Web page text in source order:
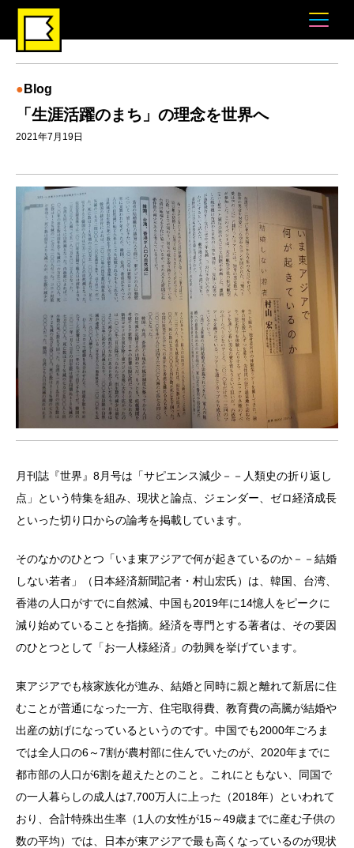
Blog
「生涯活躍のまち」の理念を世界へ
2021年7月19日
月刊誌『世界』8月号は「サピエンス減少－－人類史の折り返し
点」という特集を組み、現状と論点、ジェンダー、ゼロ経済成長
といった切り口からの論考を掲載しています。
そのなかのひとつ「いま東アジアで何が起きているのか－－結婚
しない若者」（日本経済新聞記者・村山宏氏）は、韓国、台湾、
香港の人口がすでに自然減、中国も2019年に14憶人をピークに
減り始めていることを指摘。経済を専門とする著者は、その要因
のひとつとして「お一人様経済」の勃興を挙げています。
東アジアでも核家族化が進み、結婚と同時に親と離れて新居に住
むことが普通になった一方、住宅取得費、教育費の高騰が結婚や
出産の妨げになっているというのです。中国でも2000年ごろま
では全人口の6～7割が農村部に住んでいたのが、2020年までに
都市部の人口が6割を超えたとのこと。これにともない、同国で
の一人暮らしの成人は7,700万人に上った（2018年）といわれて
おり、合計特殊出生率（1人の女性が15～49歳までに産む子供の
数の平均）では、日本が東アジアで最も高くなっているのが現状